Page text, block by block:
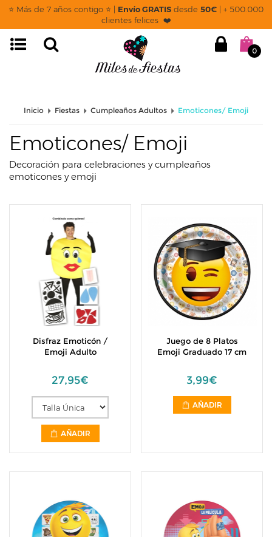
⭐ Más de 7 años contigo ⭐ | Envío GRATIS desde 50€ | + 500.000
clientes felices ❤️
0
page: listado
Inicio Fiestas Cumpleaños Adultos Emoticones/ Emoji
Emoticones/ Emoji
Decoración para celebraciones y cumpleaños
emoticones y emoji
Disfraz Emoticón /
Emoji Adulto
27,95€
AÑADIR
Juego de 8 Platos
Emoji Graduado 17 cm
3,99€
AÑADIR